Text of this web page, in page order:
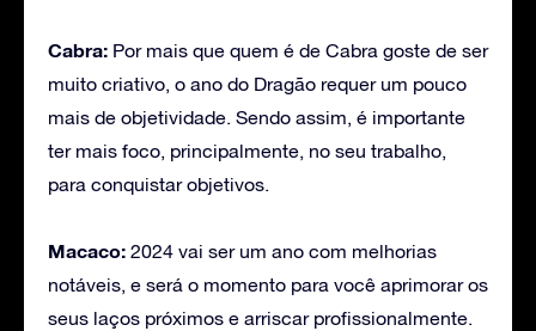
Cabra: Por mais que quem é de Cabra goste de ser
muito criativo, o ano do Dragão requer um pouco
mais de objetividade. Sendo assim, é importante
ter mais foco, principalmente, no seu trabalho,
para conquistar objetivos.
Macaco: 2024 vai ser um ano com melhorias
notáveis, e será o momento para você aprimorar os
seus laços próximos e arriscar profissionalmente.